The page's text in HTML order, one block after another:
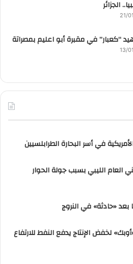
الجزائر
21/
“كعبار” في مقبرة أبو اعليم بمصراتة
13/
العام الليبي بسبب جولة الحوار
بعد «حادثة» في النروج
لخفض الإنتاج يدفع النفط للارتفاع